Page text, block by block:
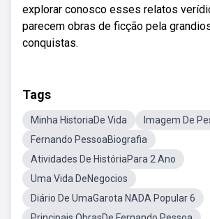
explorar conosco esses relatos
parecem obras de ficção pela
conquistas.
Tags
Minha HistoriaDe Vida
Imagem De
Fernando PessoaBiografia
Atividades De HistóriaPara 2 Ano
Uma Vida DeNegocios
Diário De UmaGarota NADA Popular 6